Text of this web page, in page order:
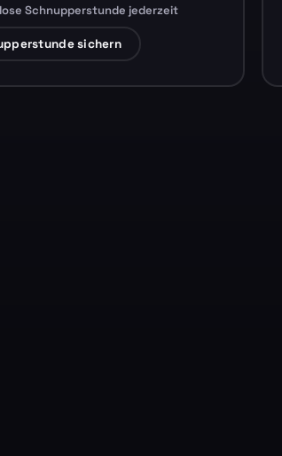
Schnupperstunde jederzeit
sichern